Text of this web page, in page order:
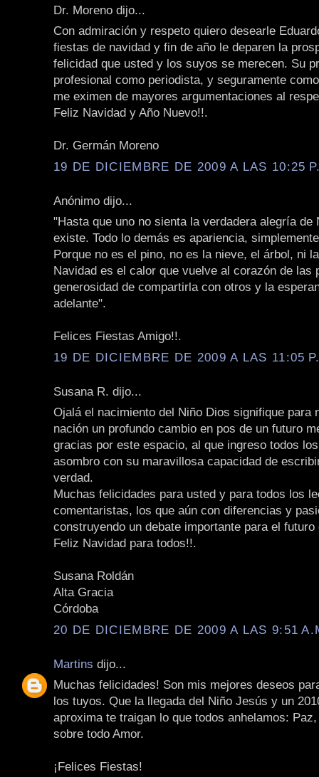
Dr. Moreno dijo...
Con admiración y respeto quiero desearle
fiestas de navidad y fin de año le deparen la
felicidad que usted y los suyos se merecen. Su
profesional como periodista, y seguramente
me eximen de mayores argumentaciones al
Feliz Navidad y Año Nuevo!!.
Dr. Germán Moreno
19 DE DICIEMBRE DE 2009 A LAS 10:25
Anónimo dijo...
"Hasta que uno no sienta la verdadera alegría de
existe. Todo lo demás es apariencia,
Porque no es el pino, no es la nieve, el árbol, ni
Navidad es el calor que vuelve al corazón de las
generosidad de compartirla con otros y la
adelante".
Felices Fiestas Amigo!!.
19 DE DICIEMBRE DE 2009 A LAS 11:05
Susana R. dijo...
Ojalá el nacimiento del Niño Dios signifique para
nación un profundo cambio en pos de un futuro
gracias por este espacio, al que ingreso todos
asombro con su maravillosa capacidad de
verdad.
Muchas felicidades para usted y para todos los
comentaristas, los que aún con diferencias y
construyendo un debate importante para el
Feliz Navidad para todos!!.
Susana Roldán
Alta Gracia
Córdoba
20 DE DICIEMBRE DE 2009 A LAS 9:51
Martins dijo...
Muchas felicidades! Son mis mejores deseos
los tuyos. Que la llegada del Niño Jesús y un
aproxima te traigan lo que todos anhelamos:
sobre todo Amor.
¡Felices Fiestas!